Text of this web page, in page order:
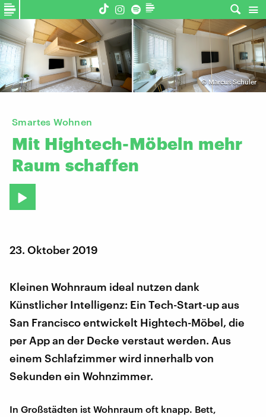
©Marcus Schuler
Smartes Wohnen
Mit Hightech-Möbeln mehr
Raum schaffen
23. Oktober 2019
Kleinen Wohnraum ideal nutzen dank
Künstlicher Intelligenz: Ein Tech-Start-up aus
San Francisco entwickelt Hightech-Möbel, die
per App an der Decke verstaut werden. Aus
einem Schlafzimmer wird innerhalb von
Sekunden ein Wohnzimmer.
In Großstädten ist Wohnraum oft knapp. Bett,